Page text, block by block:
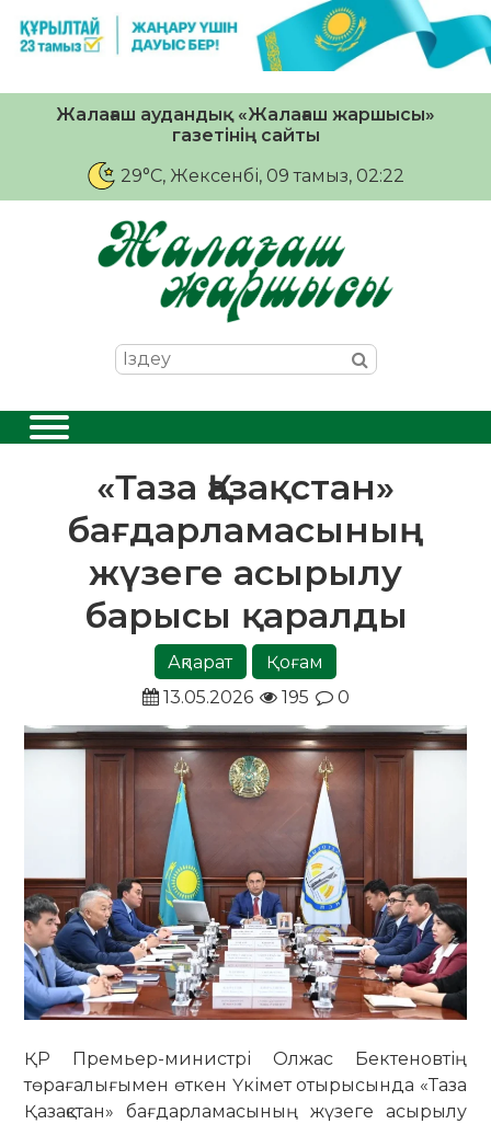
Жалағаш аудандық «Жалағаш жаршысы»
газетінің сайты
29°C, Жексенбі, 09 тамыз, 02:22
«Таза Қазақстан»
бағдарламасының
жүзеге асырылу
барысы қаралды
Ақпарат
Қоғам
13.05.2026
195 0
ҚР Премьер-министрі Олжас Бектеновтің
төрағалығымен өткен Үкімет отырысында «Таза
Қазақстан» бағдарламасының жүзеге асырылу